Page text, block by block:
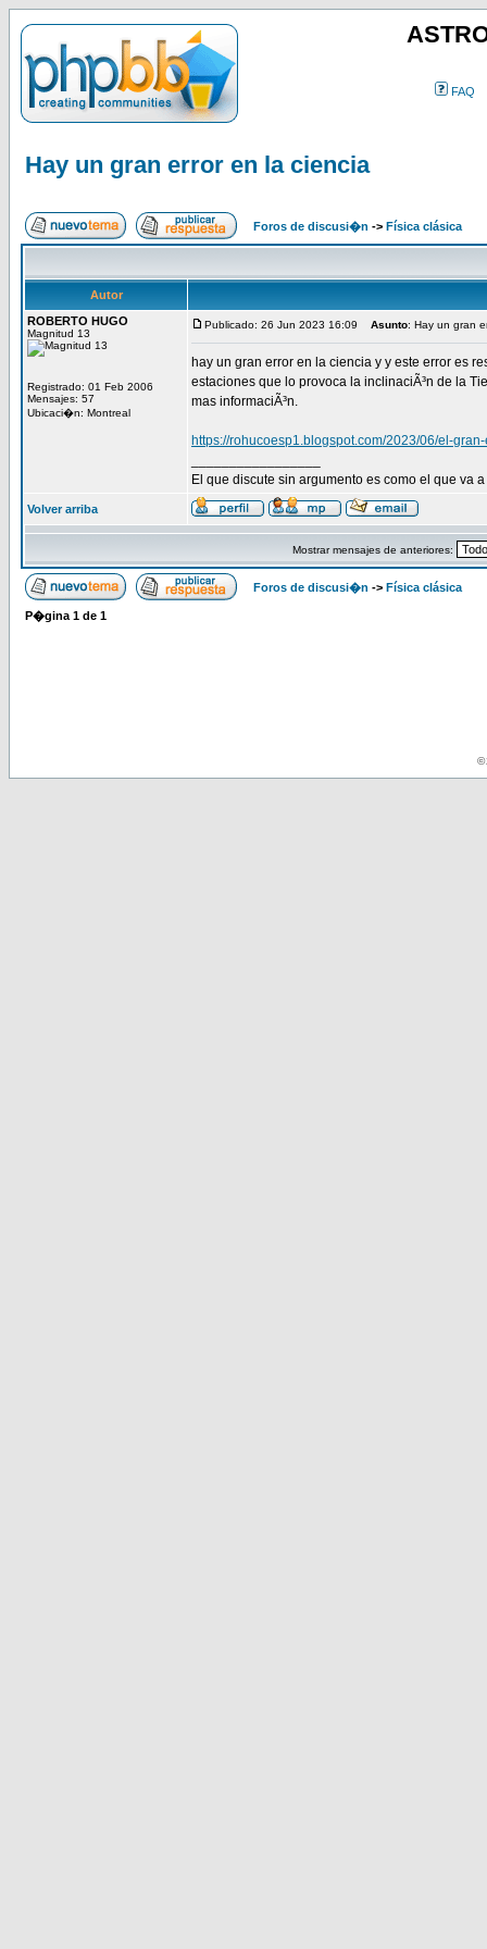
FAQ
Hay un gran error en la ciencia
Foros de discusi�n -> Física clásica
Autor
ROBERTO HUGO
Magnitud 13
Registrado: 01 Feb 2006
Mensajes: 57
Ubicaci�n: Montreal
Publicado: 26 Jun 2023 16:09 Asunto: Hay un gran
hay un gran error en la ciencia y y este error es
estaciones que lo provoca la inclinaciÃ³n de la
mas informaciÃ³n.
https://rohucoesp1.blogspot.com/2023/06/el-
El que discute sin argumento es como el que va
Volver arriba
Mostrar mensajes de anteriores:
Foros de discusi�n -> Física clásica
P�gina 1 de 1
©